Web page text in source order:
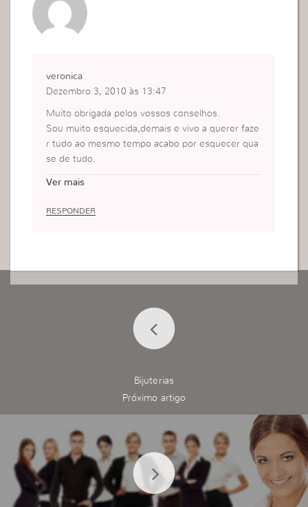
veronica
Dezembro 3, 2010 às 13:47
Muito obrigada pelos vossos conselhos.
Sou muito esquecida,demais e vivo a querer faze
r tudo ao mesmo tempo acabo por esquecer qua
se de tudo.
Ver mais
RESPONDER
Bijuterias